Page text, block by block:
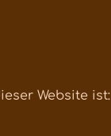
Website ist: